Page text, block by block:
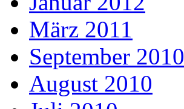
März 2011
September 2010
August 2010